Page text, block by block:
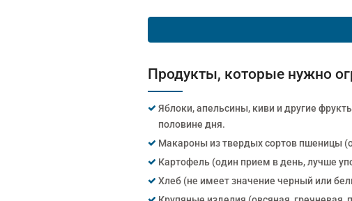
Продукты, которые нужно
Яблоки, апельсины, киви и другие
половине дня.
Макароны из твердых сортов пшеницы
Картофель (один прием в день, лучше
Хлеб (не имеет значение черный или